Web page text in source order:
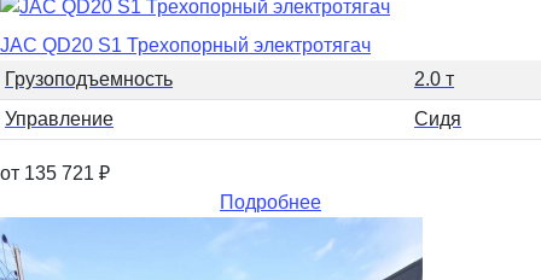
JAC QD20 S1 Трехопорный электротягач
Грузоподъемность
2.0 т
Управление
Сидя
от 135 721 ₽
Подробнее